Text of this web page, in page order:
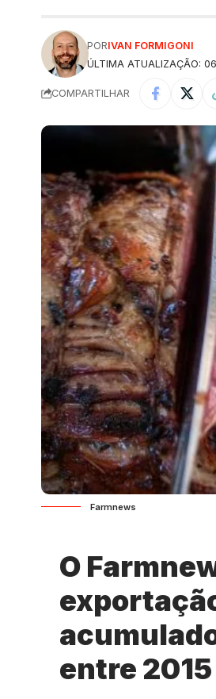
ÚLTIMA ATUALIZAÇÃO:
PORIVAN FORMIGONI
COMPARTILHAR
Farmnews
O
entre